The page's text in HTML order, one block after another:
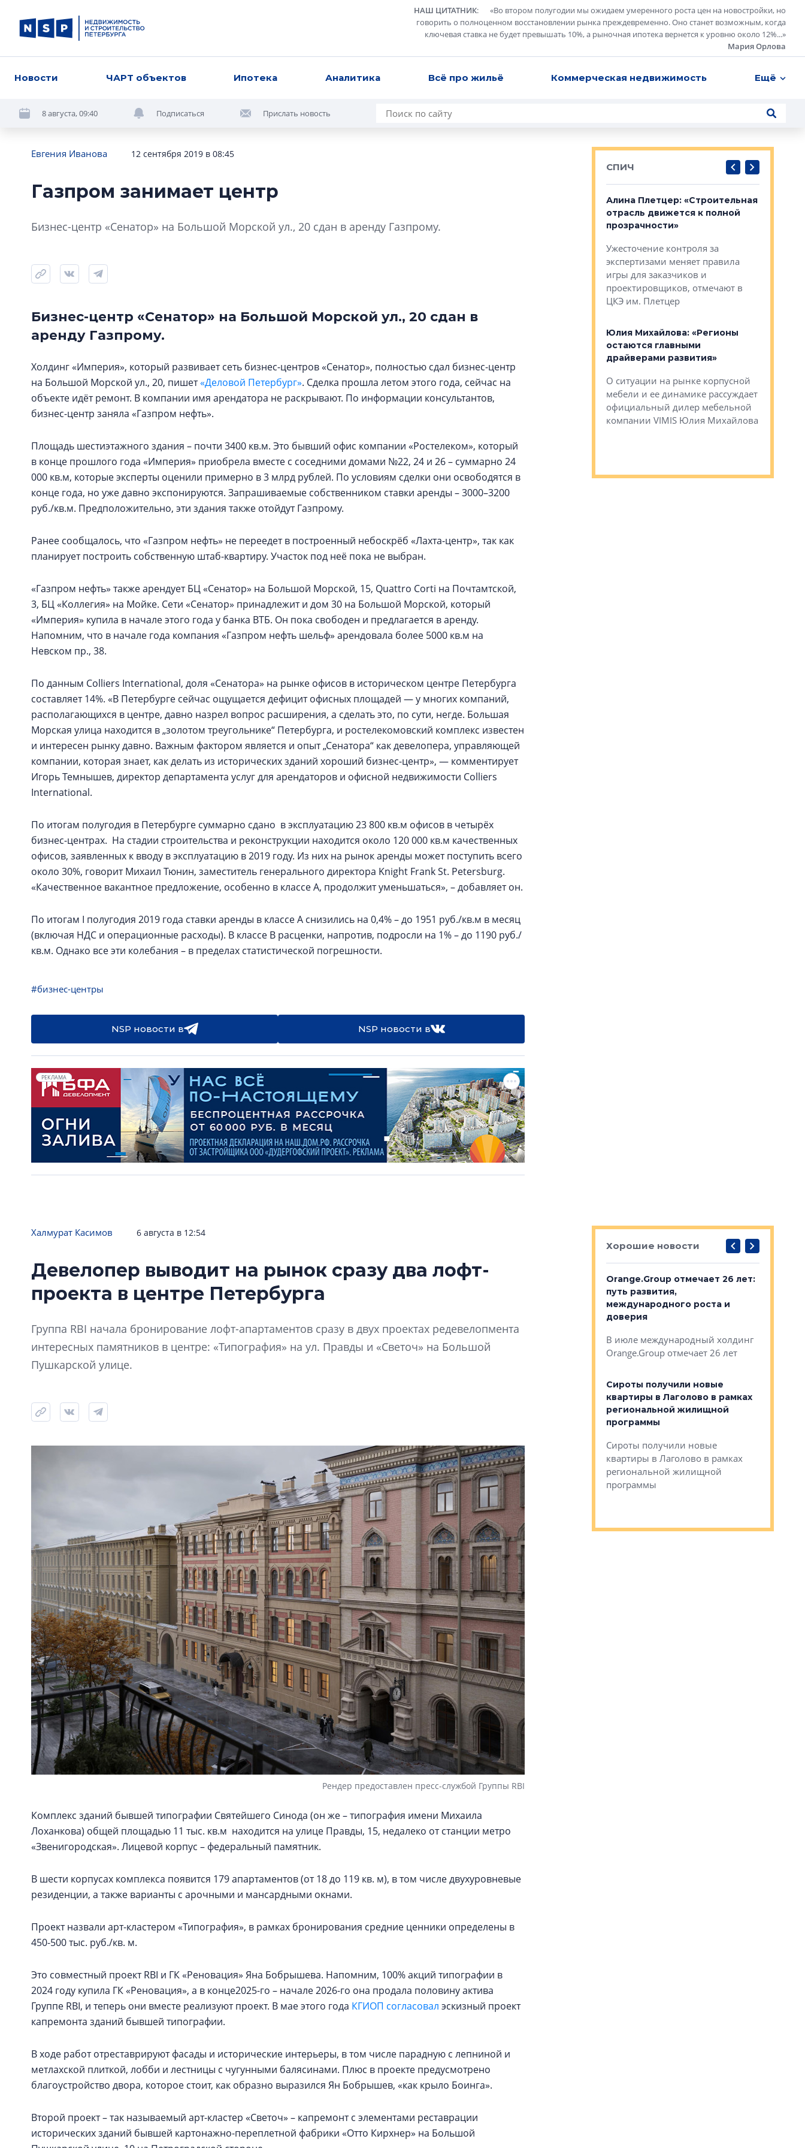
НАШ ЦИТАТНИК: «Во втором полугодии мы ожидаем умеренного роста цен на новостройки, но
говорить о полноценном восстановлении рынка преждевременно. Оно станет возможным, когда
ключевая ставка не будет превышать 10%, а рыночная ипотека вернется к уровню около 12%...»
Мария Орлова
Новости ЧАРТ объектов Ипотека Аналитика Всё про жильё Коммерческая недвижимость Ещё
8 августа, 09:40 Подписаться Прислать новость
Евгения Иванова 12 сентября 2019 в 08:45
Газпром занимает центр
Бизнес-центр «Сенатор» на Большой Морской ул., 20 сдан в аренду Газпрому.
Бизнес-центр «Сенатор» на Большой Морской ул., 20 сдан в
аренду Газпрому.
Холдинг «Империя», который развивает сеть бизнес-центров «Сенатор», полностью сдал бизнес-центр
на Большой Морской ул., 20, пишет«Деловой Петербург». Сделка прошла летом этого года, сейчас на
объекте идёт ремонт. В компании имя арендатора не раскрывают. По информации консультантов,
бизнес-центр заняла «Газпром нефть».
Площадь шестиэтажного здания – почти 3400 кв.м. Это бывший офис компании «Ростелеком», который
в конце прошлого года «Империя» приобрела вместе с соседними домами №22, 24 и 26 – суммарно 24
000 кв.м, которые эксперты оценили примерно в 3 млрд рублей. По условиям сделки они освободятся в
конце года, но уже давно экспонируются. Запрашиваемые собственником ставки аренды – 3000–3200
руб./кв.м. Предположительно, эти здания также отойдут Газпрому.
Ранее сообщалось, что «Газпром нефть» не переедет в построенный небоскрёб «Лахта-центр», так как
планирует построить собственную штаб-квартиру. Участок под неё пока не выбран.
«Газпром нефть» также арендует БЦ «Сенатор» на Большой Морской, 15, Quattro Corti на Почтамтской,
3, БЦ «Коллегия» на Мойке. Сети «Сенатор» принадлежит и дом 30 на Большой Морской, который
«Империя» купила в начале этого года у банка ВТБ. Он пока свободен и предлагается в аренду.
Напомним, что в начале года компания «Газпром нефть шельф» арендовала более 5000 кв.м на
Невском пр., 38.
По данным Colliers International, доля «Сенатора» на рынке офисов в историческом центре Петербурга
составляет 14%. «В Петербурге сейчас ощущается дефицит офисных площадей — у многих компаний,
располагающихся в центре, давно назрел вопрос расширения, а сделать это, по сути, негде. Большая
Морская улица находится в „золотом треугольнике“ Петербурга, и ростелекомовский комплекс известен
и интересен рынку давно. Важным фактором является и опыт „Сенатора“ как девелопера, управляющей
компании, которая знает, как делать из исторических зданий хороший бизнес-центр», — комментирует
Игорь Темнышев, директор департамента услуг для арендаторов и офисной недвижимости Colliers
International.
По итогам полугодия в Петербурге суммарно сдано в эксплуатацию 23 800 кв.м офисов в четырёх
бизнес-центрах. На стадии строительства и реконструкции находится около 120 000 кв.м качественных
офисов, заявленных к вводу в эксплуатацию в 2019 году. Из них на рынок аренды может поступить всего
около 30%, говорит Михаил Тюнин, заместитель генерального директора Knight Frank St. Petersburg.
«Качественное вакантное предложение, особенно в классе А, продолжит уменьшаться», – добавляет он.
По итогам I полугодия 2019 года ставки аренды в классе А снизились на 0,4% – до 1951 руб./кв.м в месяц
(включая НДС и операционные расходы). В классе В расценки, напротив, подросли на 1% – до 1190 руб./
кв.м. Однако все эти колебания – в пределах статистической погрешности.
#бизнес-центры
NSP новости в NSP новости в
РЕКЛАМА
СПИЧ
«гибридом» — как меняется
апарты, которые еще больше
приблизятся к гостиничному
уровню сервиса, уверены в УК
Алина Плетцер: «Строительная
отрасль движется к полной
прозрачности»
Ужесточение контроля за
экспертизами меняет правила
игры для заказчиков и
проектировщиков, отмечают в
ЦКЭ им. Плетцер
Юлия Михайлова: «Регионы
остаются главными
драйверами развития»
О ситуации на рынке корпусной
мебели и ее динамике рассуждает
официальный дилер мебельной
компании VIMIS Юлия Михайлова
Халмурат Касимов 6 августа в 12:54
Девелопер выводит на рынок сразу два лофт-
проекта в центре Петербурга
Группа RBI начала бронирование лофт-апартаментов сразу в двух проектах редевелопмента
интересных памятников в центре: «Типография» на ул. Правды и «Светоч» на Большой
Пушкарской улице.
Рендер предоставлен пресс-службой Группы RBI
Комплекс зданий бывшей типографии Святейшего Синода (он же – типография имени Михаила
Лоханкова) общей площадью 11 тыс. кв.м находится на улице Правды, 15, недалеко от станции метро
«Звенигородская». Лицевой корпус – федеральный памятник.
В шести корпусах комплекса появится 179 апартаментов (от 18 до 119 кв. м), в том числе двухуровневые
резиденции, а также варианты с арочными и мансардными окнами.
Проект назвали арт-кластером «Типография», в рамках бронирования средние ценники определены в
450-500 тыс. руб./кв. м.
Это совместный проект RBI и ГК «Реновация» Яна Бобрышева. Напомним, 100% акций типографии в
2024 году купила ГК «Реновация», а в конце2025-го – начале 2026-го она продала половину актива
Группе RBI, и теперь они вместе реализуют проект. В мае этого года КГИОП согласовал эскизный проект
капремонта зданий бывшей типографии.
В ходе работ отреставрируют фасады и исторические интерьеры, в том числе парадную с лепниной и
метлахской плиткой, лобби и лестницы с чугунными балясинами. Плюс в проекте предусмотрено
благоустройство двора, которое стоит, как образно выразился Ян Бобрышев, «как крыло Боинга».
Второй проект – так называемый арт-кластер «Светоч» – капремонт с элементами реставрации
исторических зданий бывшей картонажно-переплетной фабрики «Отто Кирхнер» на Большой
Хорошие новости
В Санкт-Петербурге выбрали
девятый сезон творческого
конкурса строителей «Нам песня
строить и жить помогает»
В Красногвардейском районе
Петербурга появился еще один
центр совмещенного образования
Orange.Group отмечает 26 лет:
путь развития,
международного роста и
доверия
В июле международный холдинг
Orange.Group отмечает 26 лет
Сироты получили новые
квартиры в Лаголово в рамках
региональной жилищной
программы
Сироты получили новые
квартиры в Лаголово в рамках
региональной жилищной
программы